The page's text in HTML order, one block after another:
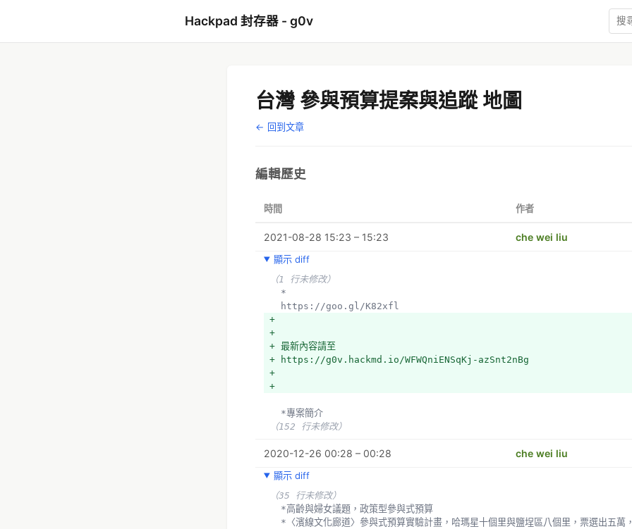
Hackpad 封存器 - g0v
台灣 參與預算提案與追蹤 地圖
← 回到文章
編輯歷史
時間 作者
2021-08-28 15:23 – 15:23 che wei liu
顯示 diff
（1 行未修改）
  *
  https://goo.gl/K82xfl
+
+
+ 最新內容請至
+ https://g0v.hackmd.io/WFWQniENSqKj-azSnt2nBg
+
+
  *專案簡介
（152 行未修改）
2020-12-26 00:28 – 00:28 che wei liu
顯示 diff
（35 行未修改）
  *高齡與婦女議題，政策型參與式預算